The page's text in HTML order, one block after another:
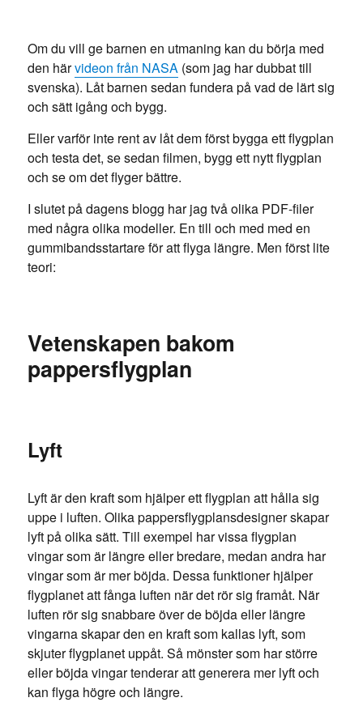
Om du vill ge barnen en utmaning kan du börja med
den härvideon från NASA (som jag har dubbat till
svenska). Låt barnen sedan fundera på vad de lärt sig
och sätt igång och bygg.
Eller varför inte rent av låt dem först bygga ett flygplan
och testa det, se sedan filmen, bygg ett nytt flygplan
och se om det flyger bättre.
I slutet på dagens blogg har jag två olika PDF-filer
med några olika modeller. En till och med med en
gummibandsstartare för att flyga längre. Men först lite
teori:
Vetenskapen bakom
pappersflygplan
Lyft
Lyft är den kraft som hjälper ett flygplan att hålla sig
uppe i luften. Olika pappersflygplansdesigner skapar
lyft på olika sätt. Till exempel har vissa flygplan
vingar som är längre eller bredare, medan andra har
vingar som är mer böjda. Dessa funktioner hjälper
flygplanet att fånga luften när det rör sig framåt. När
luften rör sig snabbare över de böjda eller längre
vingarna skapar den en kraft som kallas lyft, som
skjuter flygplanet uppåt. Så mönster som har större
eller böjda vingar tenderar att generera mer lyft och
kan flyga högre och längre.